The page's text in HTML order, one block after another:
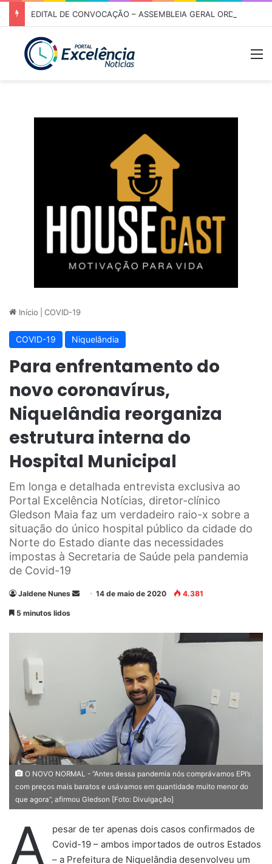
Início COVID-19
COVID-19 Niquelândia
Para enfrentamento do
novo coronavírus,
Niquelândia reorganiza
estrutura interna do
Hospital Municipal
Em longa e detalhada entrevista exclusiva ao
Portal Excelência Notícias, diretor-clínico
Gledson Maia faz um verdadeiro raio-x sobre a
situação do único hospital público da cidade do
Norte do Estado diante das necessidades
impostas à Secretaria de Saúde pela pandemia
de Covid-19
Jaldene Nunes
-
i
14 de maio de 2020 4.381
5 minutos lidos
O NOVO NORMAL - “Antes dessa pandemia nós comprávamos EPI’s
com preços mais baratos e usávamos em quantidade muito menor do
que agora”, afirmou Gledson [Foto: Divulgação]
A
pesar de ter apenas dois casos confirmados de
Covid-19 – ambos importados de outros Estados
– a Prefeitura de Niquelândia desenvolveu um